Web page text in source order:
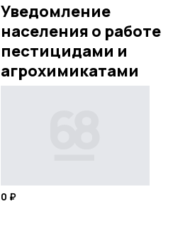
Уведомление
населения о работе
пестицидами и
агрохимикатами
0 ₽